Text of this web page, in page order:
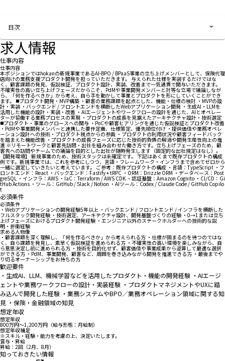
目次
求人情報
仕事内容
仕事内容
本ポジションではhokanの新規事業であるAI-BPO / BPaaS事業の立ち上げメンバーとして、保険代理
店向けの業務支援プロダクト開発を担っていただきます。 与えられた仕様を実装するだけではな
く、顧客課題の発見、仮説検証、プロダクト設計、実装、改善まで一気通貫で関与いただきます。
不確実性の高い立ち上げフェーズだからこそ、PdMや事業開発メンバーと対等な立場で議論しなが
ら、「何を作るべきか」から考え、自ら手を動かして事業とプロダクトを形にしていくことができ
ます。 ◼️プロダクト開発・MVP構築 ・顧客の業務課題を起点とした、機能・仕様の検討 ・MVPの設
計・実装 ・バックエンド / フロントエンドを横断したWebアプリケーション開発 ・生成AI・LLMを
活用した機能の設計・実装・改善 ・AIエージェントやワークフローの設計を通じた、AIとオペレー
ターが協働する業務プロセスの実現 ・プロダクトの成長を見据えたアーキテクチャ設計・技術選定
◼️プロダクト・事業のグロースへの関与 ・PoCや顧客ヒアリングを通じた仮説検証とプロダクト改善
・PdMや事業開発メンバーと連携した要件定義、仕様策定、優先順位付け ・提供価値や業務オペレ
ーション設計への技術・プロダクト視点からの参画 ・プロダクトの利用状況や顧客フィードバック
を踏まえた機能改善 ・プロダクトの成長フェーズに応じた技術的負債の解消や開発生産性向上の推
進 ※リモートワークと顧客先訪問・出社を組み合わせた働き方です。立ち上げフェーズのため、顧
客先への訪問やチームでの議論を目的とした出社が随時発生します（固定的な出社規定はなし）。
【開発環境】 新規事業のため、技術スタックは未確定です。 下記はあくまで既存プロダクトの構成
例です。新規事業では、これを参考にしつつ、言語・フレームワーク・インフラまで含めてゼロから
一緒に選定していきたいと考えています。 ご参考：既存プロダクトの構成 ・言語：TypeScript ・フ
ロントエンド：React ・バックエンド：Fastify + tRPC ・ORM：Drizzle ORM ・データベース：Post
greSQL ・インフラ：AWS ・IaC：Terraform / AWS CDK ・認証基盤：Amazon Cognito ・CI/CD：Gi
tHub Actions ・ツール：GitHub / Slack / Notion ・AIツール：Codex / Claude Code / GitHub Copilo
t
必須条件
必須条件
・Webアプリケーションの開発経験5年以上 ・バックエンド / フロントエンド / インフラを横断した
フルスタック開発経験 ・技術選定、アーキテクチャ設計、開発基盤づくりの経験 ・0→1または立ち
上げフェーズにおけるプロダクト開発経験 ・エンジニア以外のステークホルダーへの技術的な説
明・折衝経験
求める人物像
・顧客課題を深く理解し、「何を作るべきか」から考えられる方 ・仕様が固まるのを待つのではな
く、自ら課題を発見し、素早く仮説検証を進められる方 ・不確実性の高い環境を楽しみながら、自
ら意思決定し前に進められる方 ・技術を目的化せず、顧客価値や事業成果から逆算して最適な選択
ができる方 ・PdM、事業開発、顧客など、周囲を巻き込みながら開発を推進できる方 ・最後までや
り切るオーナーシップをお持ちの方
歓迎要件
・生成AI、LLM、機械学習などを活用したプロダクト・機能の開発経験 ・AIエージ
ェントや業務ワークフローの設計・実装経験 ・プロダクトマネジメントやUXに踏
み込んで開発した経験 ・業務システムやBPO／業務オペレーション領域に関する知
見 ・保険・金融領域の知見
想定年収
想定年収
800万円〜1,200万円（給与形態：月給制）
想定年収補足
※スキル・経験・能力を考慮の上、決定いたします。
賞与・昇給
昇給：2回（2月、8月）
知っておきたい情報